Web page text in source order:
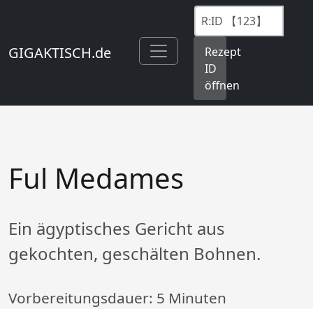
GIGAKTISCH.de
Rezept
ID
öffnen
Ful Medames
Ein ägyptisches Gericht aus
gekochten, geschälten Bohnen.
Vorbereitungsdauer: 5 Minuten